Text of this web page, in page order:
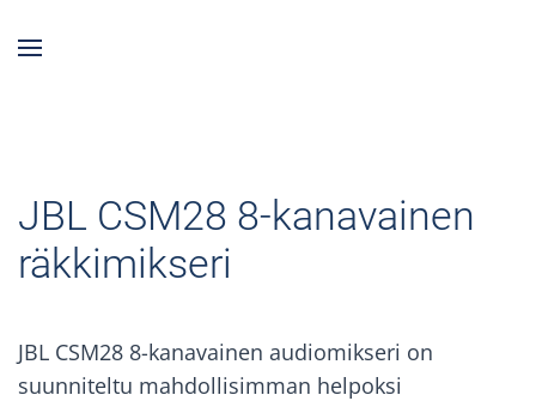
JBL CSM28 8-kanavainen
räkkimikseri
JBL CSM28 8-kanavainen audiomikseri on
suunniteltu mahdollisimman helpoksi